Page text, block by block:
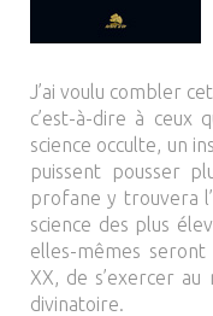
J’ai voulu combler
c’est-à-dire à ceux
science occulte, un
puissent pousser
profane y trouvera
science des plus
elles-mêmes
XX, de s’exercer
divinatoire.